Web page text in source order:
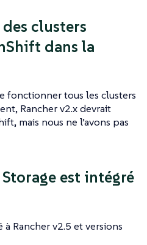
clusters
dans la
fonctionner tous les clusters
Rancher v2.x devrait
mais nous ne l’avons pas
Storage est intégré
Rancher v2.5 et versions